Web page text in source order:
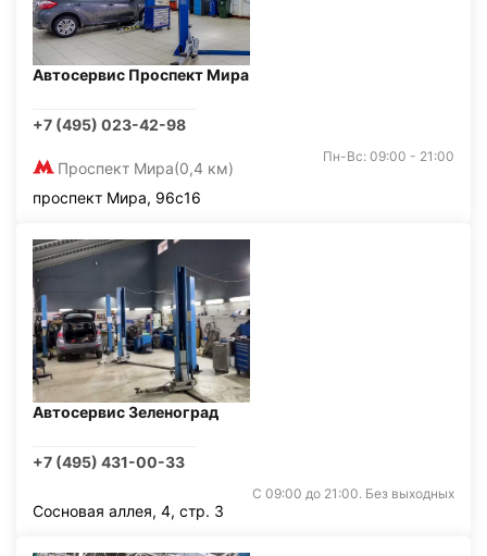
Автосервис Проспект Мира
+7 (495) 023-42-98
Проспект Мира(0,4 км)
Пн-Вс: 09:00 - 21:00
проспект Мира, 96с16
Автосервис Зеленоград
+7 (495) 431-00-33
С 09:00 до 21:00. Без выходных
Сосновая аллея, 4, стр. 3